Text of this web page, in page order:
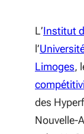
L’Institut
l’
Limoges,
des
Nouvelle-